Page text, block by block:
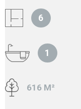
6
1
616 M²